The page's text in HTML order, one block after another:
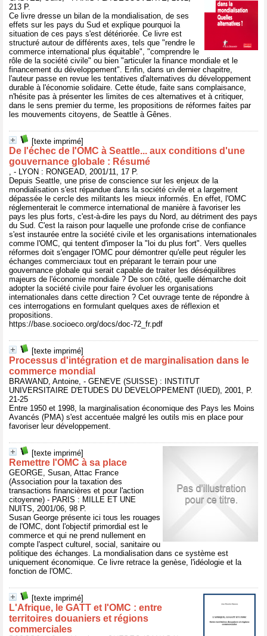
213 P.
Ce livre dresse un bilan de la mondialisation, de ses
effets sur les pays du Sud et explique pourquoi la
situation de ces pays s'est détériorée. Ce livre est
structuré autour de différents axes, tels que "rendre le
commerce international plus équitable", "comprendre le
rôle de la société civile" ou bien "articuler la finance mondiale et le
financement du développement". Enfin, dans un dernier chapitre,
l'auteur passe en revue les tentatives d'alternatives du développement
durable à l'économie solidaire. Cette étude, faite sans complaisance,
n'hésite pas à présenter les limites de ces alternatives et à critiquer,
dans le sens premier du terme, les propositions de réformes faites par
les mouvements citoyens, de Seattle à Gênes.
[texte imprimé]
De l'échec de l'OMC à Seattle... aux conditions d'une
gouvernance globale : Résumé
, - LYON : RONGEAD, 2001/11, 17 P.
Depuis Seattle, une prise de conscience sur les enjeux de la
mondialisation s'est répandue dans la société civile et a largement
dépassée le cercle des militants les mieux informés. En effet, l'OMC
réglementerait le commerce international de manière à favoriser les
pays les plus forts, c'est-à-dire les pays du Nord, au détriment des pays
du Sud. C'est la raison pour laquelle une profonde crise de confiance
s'est instaurée entre la société civile et les organisations internationales
comme l'OMC, qui tentent d'imposer la "loi du plus fort". Vers quelles
réformes doit s'engager l'OMC pour démontrer qu'elle peut réguler les
échanges commerciaux tout en préparant le terrain pour une
gouvernance globale qui serait capable de traiter les déséquilibres
majeurs de l'économie mondiale ? De son côté, quelle démarche doit
adopter la société civile pour faire évoluer les organisations
internationales dans cette direction ? Cet ouvrage tente de répondre à
ces interrogations en formulant quelques axes de réflexion et
propositions.
https://base.socioeco.org/docs/doc-72_fr.pdf
[texte imprimé]
Processus d'intégration et de marginalisation dans le
commerce mondial
BRAWAND, Antoine, - GENEVE (SUISSE) : INSTITUT
UNIVERSITAIRE D'ETUDES DU DEVELOPPEMENT (IUED), 2001, P.
21-25
Entre 1950 et 1998, la marginalisation économique des Pays les Moins
Avancés (PMA) s'est accentuée malgré les outils mis en place pour
favoriser leur développement.
[texte imprimé]
Remettre l'OMC à sa place
GEORGE, Susan, Attac France
(Association pour la taxation des
transactions financières et pour l'action
citoyenne) - PARIS : MILLE ET UNE
NUITS, 2001/06, 98 P.
Susan George présente ici tous les rouages
de l'OMC, dont l'objectif primordial est le
commerce et qui ne prend nullement en
compte l'aspect culturel, social, sanitaire ou
politique des échanges. La mondialisation dans ce système est
uniquement économique. Ce livre retrace la genèse, l'idéologie et la
fonction de l'OMC.
[texte imprimé]
L'Afrique, le GATT et l'OMC : entre
territoires douaniers et régions
commerciales